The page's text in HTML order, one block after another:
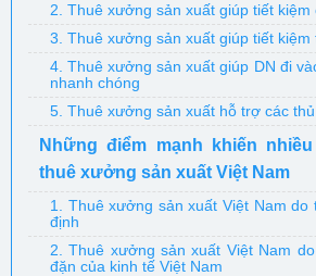
2. Thuê xưởng sản xuất giúp tiết kiệm
3. Thuê xưởng sản xuất giúp tiết kiệm
4. Thuê xưởng sản xuất giúp DN đi
nhanh chóng
5. Thuê xưởng sản xuất hỗ trợ các
Những điểm mạnh khiến
thuê xưởng sản xuất Việt Nam
1. Thuê xưởng sản xuất Việt Nam
định
2. Thuê xưởng sản xuất Việt Nam
đặn của kinh tế Việt Nam